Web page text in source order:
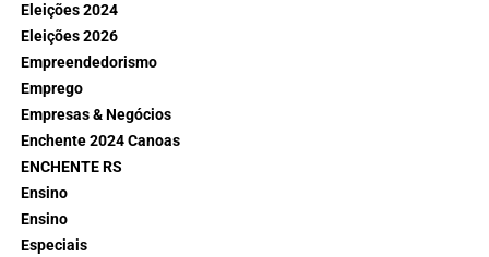
Eleições 2024
Eleições 2026
Empreendedorismo
Emprego
Empresas & Negócios
Enchente 2024 Canoas
ENCHENTE RS
Ensino
Ensino
Especiais